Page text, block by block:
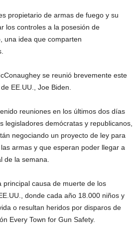
propietario de armas de fuego y su
los controles a la posesión de
una idea que comparten
se reunió brevemente este
EE.UU., Joe Biden.
reuniones en los últimos dos días
legisladores demócratas y republicanos,
negociando un proyecto de ley para
armas y que esperan poder llegar a
de la semana.
principal causa de muerte de los
donde cada año 18.000 niños y
o resultan heridos por disparos de
Every Town for Gun Safety.